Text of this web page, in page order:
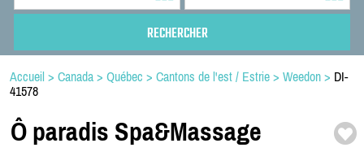
Accueil > Canada > Québec > Cantons de l'est / Estrie > Weedon > DI-
41578
Ô paradis Spa&Massage